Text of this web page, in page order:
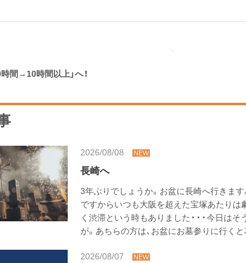
間→10時間以上」へ！
2026/08/08
長崎へ
3年ぶりでしょうか。お盆に長崎へ行きます
ですからいつも大阪を超えた宝塚あたりは
く渋滞という時もありました・・・今日は
が。あちらの方は、お盆にお墓参りに行くと
2026/08/07